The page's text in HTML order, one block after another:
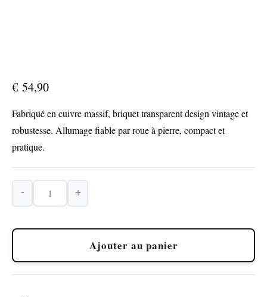
€ 54,90
Fabriqué en cuivre massif, briquet transparent design vintage et
robustesse. Allumage fiable par roue à pierre, compact et
pratique.
Briquet
à
Essence
- +
Ajouter au panier